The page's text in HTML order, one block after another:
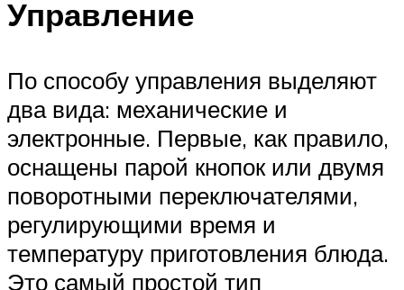
Управление
По способу управления выделяют
два вида: механические и
электронные. Первые, как правило,
оснащены парой кнопок или двумя
поворотными переключателями,
регулирующими время и
температуру приготовления блюда.
Это самый простой тип